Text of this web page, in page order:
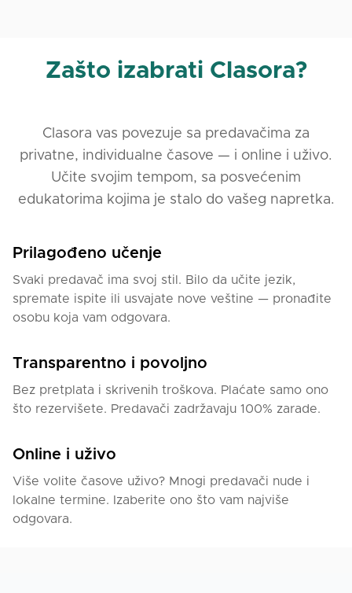
Zašto izabrati Clasora?
Clasora vas povezuje sa predavačima za
privatne, individualne časove — i online i uživo.
Učite svojim tempom, sa posvećenim
edukatorima kojima je stalo do vašeg napretka.
Prilagođeno učenje
Svaki predavač ima svoj stil. Bilo da učite jezik,
spremate ispite ili usvajate nove veštine — pronađite
osobu koja vam odgovara.
Transparentno i povoljno
Bez pretplata i skrivenih troškova. Plaćate samo ono
što rezervišete. Predavači zadržavaju 100% zarade.
Online i uživo
Više volite časove uživo? Mnogi predavači nude i
lokalne termine. Izaberite ono što vam najviše
odgovara.